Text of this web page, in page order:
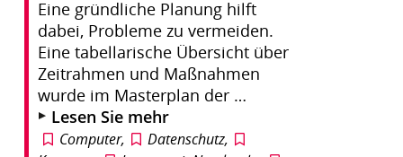
Eine gründliche Planung hilft
dabei, Probleme zu vermeiden.
Eine tabellarische Übersicht über
Zeitrahmen und Maßnahmen
wurde im Masterplan der …
Lesen Sie mehr
Computer, Datenschutz,